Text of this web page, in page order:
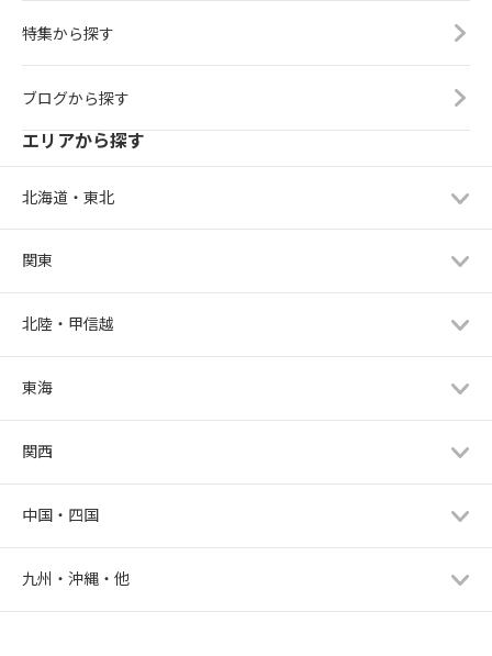
特集から探す
ブログから探す
エリアから探す
北海道・東北
関東
北陸・甲信越
東海
関西
中国・四国
九州・沖縄・他